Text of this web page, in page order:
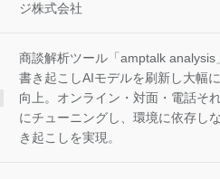
ジ株式会社
商談解析ツール「amptalk analysis
書き起こしAIモデルを刷新し大幅
向上。オンライン・対面・電話そ
にチューニングし、環境に依存し
き起こしを実現。